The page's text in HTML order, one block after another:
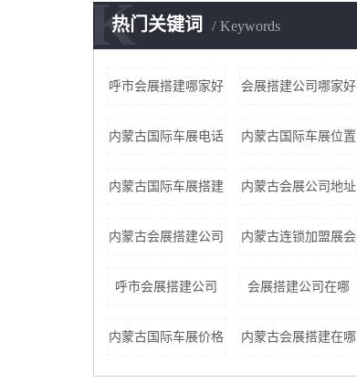
热门关键词 Keywords
K
呼市会展搭建哪家好 会展搭建公司哪家好
内蒙古国际车展电话 内蒙古国际车展位置
内蒙古国际车展搭建 内蒙古会展公司地址
内蒙古会展搭建公司 内蒙古连锁加盟展会
呼市会展搭建公司 会展搭建公司在哪
内蒙古国际车展价格 内蒙古会展搭建在哪